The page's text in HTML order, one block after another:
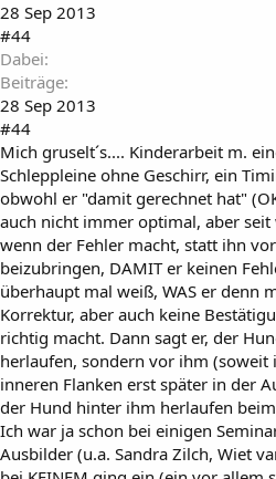
28 Sep 2013
#44
Dabei
Beiträge
28 Sep 2013
#44
Mich gruselt´s.... Kinderarbeit m.
Schleppleine ohne Geschirr, ein
obwohl er "damit gerechnet hat"
auch nicht immer optimal, aber
wenn der Fehler macht, statt ihn
beizubringen, DAMIT er keinen
überhaupt mal weiß, WAS er denn
Korrektur, aber auch keine
richtig macht. Dann sagt er, der
herlaufen, sondern vor ihm (soweit
inneren Flanken erst später in der
der Hund hinter ihm herlaufen
Ich war ja schon bei einigen
Ausbilder (u.a. Sandra Zilch, Wiet